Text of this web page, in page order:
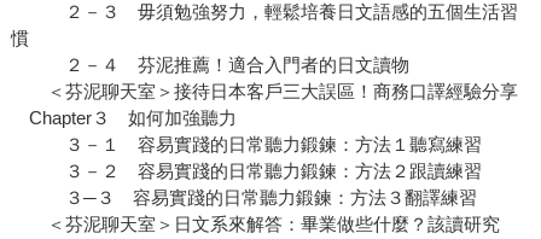
２－３ 毋須勉強努力，輕鬆培養日文語感的五個生活習
慣
２－４ 芬泥推薦！適合入門者的日文讀物
＜芬泥聊天室＞接待日本客戶三大誤區！商務口譯經驗分享
Chapter３ 如何加強聽力
３－１ 容易實踐的日常聽力鍛鍊：方法１聽寫練習
３－２ 容易實踐的日常聽力鍛鍊：方法２跟讀練習
３─３ 容易實踐的日常聽力鍛鍊：方法３翻譯練習
＜芬泥聊天室＞日文系來解答：畢業做些什麼？該讀研究